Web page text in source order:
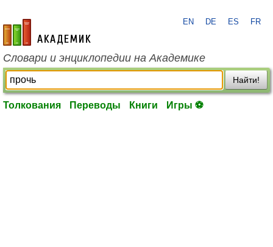
academic.ru
EN DE ES FR
Словари и энциклопедии на Академике
Найти!
Толкования Переводы Книги Игры ⚽